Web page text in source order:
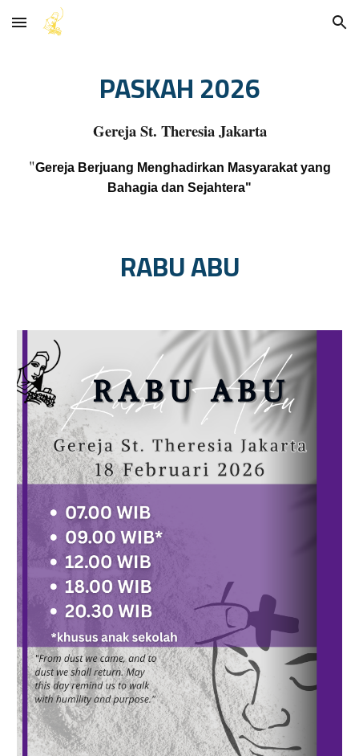
Skip to main content Skip to navigation
PASKAH2026
Gereja St. Theresia Jakarta
"Gereja Berjuang Menghadirkan Masyarakat yang
Bahagia dan Sejahtera"
RABU ABU